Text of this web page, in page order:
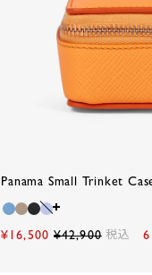
Panama Small Trinket
¥16,500 ¥42,900 税込